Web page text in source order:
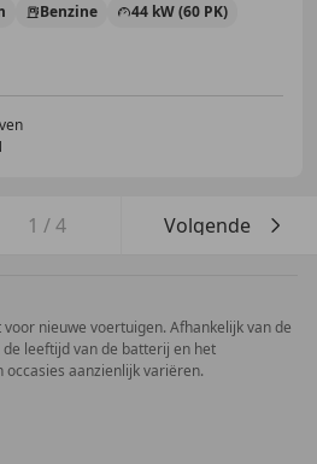
Benzine 44 kW (60 PK)
1 /4 Volgende
nieuwe voertuigen. Afhankelijk van de
leeftijd van de batterij en het
occasies aanzienlijk variëren.